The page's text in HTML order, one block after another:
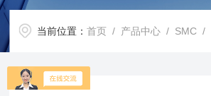
当前位置：首页 / 产品中心 / SMC /